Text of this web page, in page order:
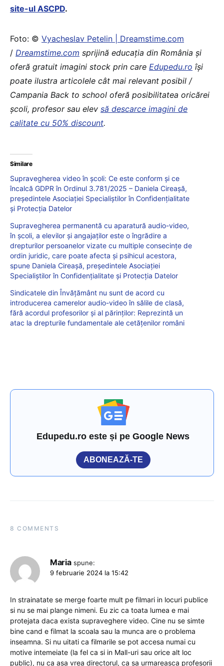
site-ul ASCPD.
Foto: © Vyacheslav Petelin | Dreamstime.com
/ Dreamstime.com sprijină educaţia din România şi
oferă gratuit imagini stock prin care Edupedu.ro îşi
poate ilustra articolele cât mai relevant posibil /
Campania Back to school oferă posibilitatea oricărei
școli, profesor sau elev să descarce imagini de
calitate cu 50% discount.
Similare
Supravegherea video în școli: Ce este conform și ce
încalcă GDPR în Ordinul 3.781/2025 – Daniela Cireașă,
președintele Asociației Specialiștilor în Confidențialitate
și Protecția Datelor
Supravegherea permanentă cu aparatură audio-video,
în școli, a elevilor și angajaților este o îngrădire a
drepturilor persoanelor vizate cu multiple consecințe de
ordin juridic, care poate afecta și psihicul acestora,
spune Daniela Cireașă, președintele Asociației
Specialiștilor în Confidențialitate și Protecția Datelor
Sindicatele din Învățământ nu sunt de acord cu
introducerea camerelor audio-video în sălile de clasă,
fără acordul profesorilor și al părinților: Reprezintă un
atac la drepturile fundamentale ale cetăţenilor români
Edupedu.ro este și pe Google News
ABONEAZĂ-TE
8 COMMENTS
Maria spune:
9 februarie 2024 la 15:42
In strainatate se merge foarte mult pe filmari in locuri publice
si nu se mai plange nimeni. Eu zic ca toata lumea e mai
protejata daca exista supraveghere video. Cine nu se simte
bine cand e filmat la scoala sau la munca are o problema
inseamna. Si nu uitati ca filmarile se pot accesa numai cu
motive intemeiate (la fel ca si in Mall-uri sau orice alt loc
public), nu ca asa vrea directorul, ca sa urmareasca profesorii